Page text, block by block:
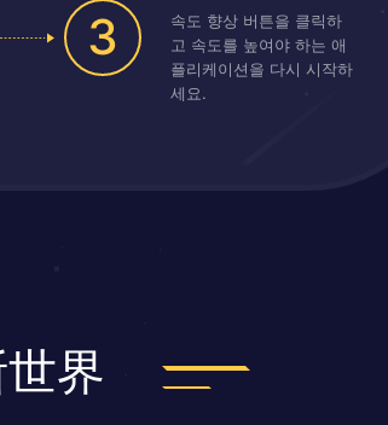
3
속도 향상 버튼을 클릭하
고 속도를 높여야 하는 애
플리케이션을 다시 시작하
세요.
界